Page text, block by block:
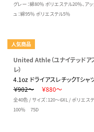
グレー：綿80％ ポリエステル20％、ア
ュ：綿95％ ポリエステル5％
人気商品
United Athle（ユナイテッドア
レ）
4.1oz ドライアスレチックTシャ
￥902～
￥880～
全40色 / サイズ：120～6XL / ポリエス
100％ 75D